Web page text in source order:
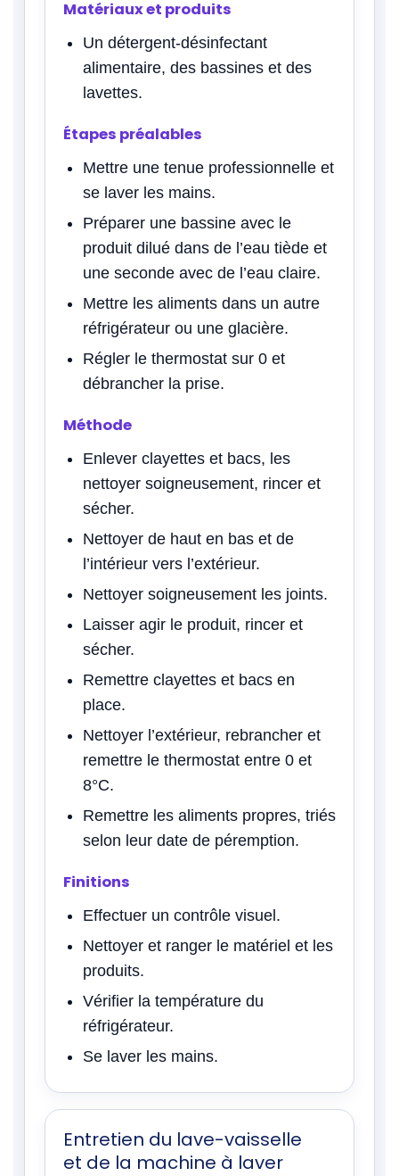
Matériaux et produits
Un détergent-désinfectant
alimentaire, des bassines et des
lavettes.
Étapes préalables
Mettre une tenue professionnelle et
se laver les mains.
Préparer une bassine avec le
produit dilué dans de l’eau tiède et
une seconde avec de l’eau claire.
Mettre les aliments dans un autre
réfrigérateur ou une glacière.
Régler le thermostat sur 0 et
débrancher la prise.
Méthode
Enlever clayettes et bacs, les
nettoyer soigneusement, rincer et
sécher.
Nettoyer de haut en bas et de
l’intérieur vers l’extérieur.
Nettoyer soigneusement les joints.
Laisser agir le produit, rincer et
sécher.
Remettre clayettes et bacs en
place.
Nettoyer l’extérieur, rebrancher et
remettre le thermostat entre 0 et
8°C.
Remettre les aliments propres, triés
selon leur date de péremption.
Finitions
Effectuer un contrôle visuel.
Nettoyer et ranger le matériel et les
produits.
Vérifier la température du
réfrigérateur.
Se laver les mains.
Entretien du lave-vaisselle
et de la machine à laver